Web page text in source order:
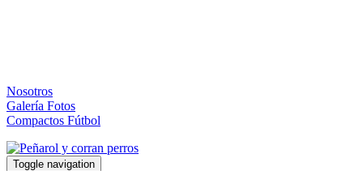
Nosotros
Galería Fotos
Compactos Fútbol
Toggle navigation